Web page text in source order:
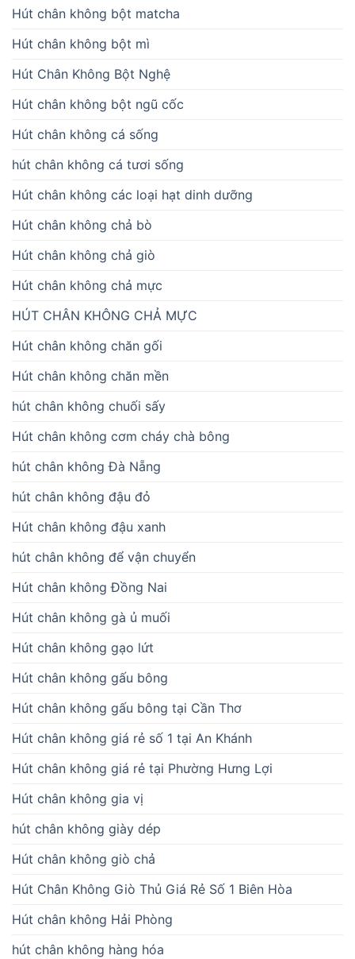
Hút chân không bột matcha
Hút chân không bột mì
Hút Chân Không Bột Nghệ
Hút chân không bột ngũ cốc
Hút chân không cá sống
hút chân không cá tươi sống
Hút chân không các loại hạt dinh dưỡng
Hút chân không chả bò
Hút chân không chả giò
Hút chân không chả mực
HÚT CHÂN KHÔNG CHẢ MỰC
Hút chân không chăn gối
Hút chân không chăn mền
hút chân không chuối sấy
Hút chân không cơm cháy chà bông
hút chân không Đà Nẵng
hút chân không đậu đỏ
Hút chân không đậu xanh
hút chân không để vận chuyển
Hút chân không Đồng Nai
Hút chân không gà ủ muối
Hút chân không gạo lứt
Hút chân không gấu bông
Hút chân không gấu bông tại Cần Thơ
Hút chân không giá rẻ số 1 tại An Khánh
Hút chân không giá rẻ tại Phường Hưng Lợi
Hút chân không gia vị
hút chân không giày dép
Hút chân không giò chả
Hút Chân Không Giò Thủ Giá Rẻ Số 1 Biên Hòa
Hút chân không Hải Phòng
hút chân không hàng hóa